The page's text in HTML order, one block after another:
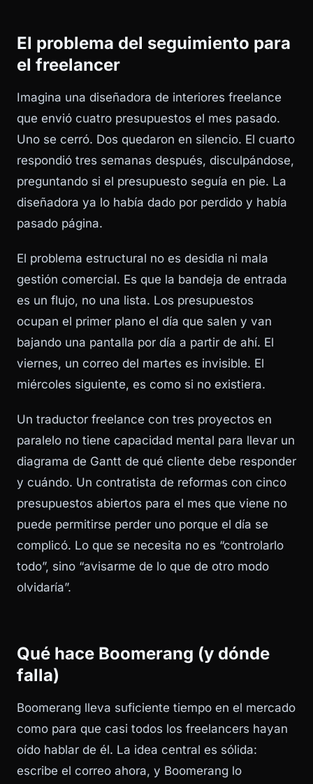
El problema del seguimiento para
el freelancer
Imagina una diseñadora de interiores freelance
que envió cuatro presupuestos el mes pasado.
Uno se cerró. Dos quedaron en silencio. El cuarto
respondió tres semanas después, disculpándose,
preguntando si el presupuesto seguía en pie. La
diseñadora ya lo había dado por perdido y había
pasado página.
El problema estructural no es desidia ni mala
gestión comercial. Es que la bandeja de entrada
es un flujo, no una lista. Los presupuestos
ocupan el primer plano el día que salen y van
bajando una pantalla por día a partir de ahí. El
viernes, un correo del martes es invisible. El
miércoles siguiente, es como si no existiera.
Un traductor freelance con tres proyectos en
paralelo no tiene capacidad mental para llevar un
diagrama de Gantt de qué cliente debe responder
y cuándo. Un contratista de reformas con cinco
presupuestos abiertos para el mes que viene no
puede permitirse perder uno porque el día se
complicó. Lo que se necesita no es “controlarlo
todo”, sino “avisarme de lo que de otro modo
olvidaría”.
Qué hace Boomerang (y dónde
falla)
Boomerang lleva suficiente tiempo en el mercado
como para que casi todos los freelancers hayan
oído hablar de él. La idea central es sólida:
escribe el correo ahora, y Boomerang lo